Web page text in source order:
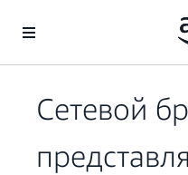
Перейти к главному контенту
Сетевой